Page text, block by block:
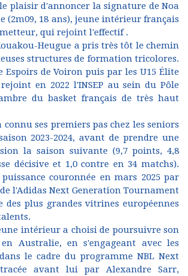
plaisir d'annoncer la signature de Noa
(2m09, 18 ans), jeune intérieur français
qui rejoint l'effectif .
Heugue a pris très tôt le chemin
structures de formation tricolores.
Espoirs de Voiron puis par les U15 Élite
en 2022 l'INSEP au sein du Pôle
du basket français de très haut
connu ses premiers pas chez les seniors
2023-2024, avant de prendre une
la saison suivante (9,7 points, 4,8
décisive et 1,0 contre en 34 matchs).
couronnée en mars 2025 par
l'Adidas Next Generation Tournament
des plus grandes vitrines européennes
intérieur a choisi de poursuivre son
en Australie, en s'engageant avec les
le cadre du programme NBL Next
avant lui par Alexandre Sarr,